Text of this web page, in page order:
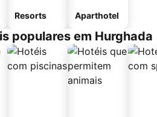
Resorts Aparthotel
populares em Hurghada